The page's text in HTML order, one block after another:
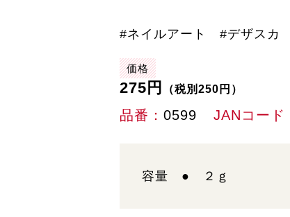
#ネイルアート #デザス
価格
275円 （税別250円）
品番 0599 JANコード
容量 ● ２ｇ